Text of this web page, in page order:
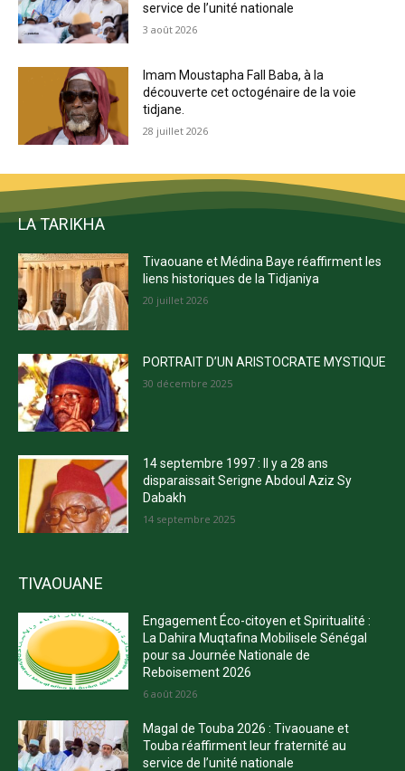
service de l’unité nationale
3 août 2026
Imam Moustapha Fall Baba, à la
découverte cet octogénaire de la voie
tidjane.
28 juillet 2026
LA TARIKHA
Tivaouane et Médina Baye réaffirment les
liens historiques de la Tidjaniya
20 juillet 2026
PORTRAIT D’UN ARISTOCRATE MYSTIQUE
30 décembre 2025
14 septembre 1997 : Il y a 28 ans
disparaissait Serigne Abdoul Aziz Sy
Dabakh
14 septembre 2025
TIVAOUANE
Engagement Éco-citoyen et Spiritualité :
La Dahira Muqtafina Mobilisele Sénégal
pour sa Journée Nationale de
Reboisement 2026
6 août 2026
Magal de Touba 2026 : Tivaouane et
Touba réaffirment leur fraternité au
service de l’unité nationale